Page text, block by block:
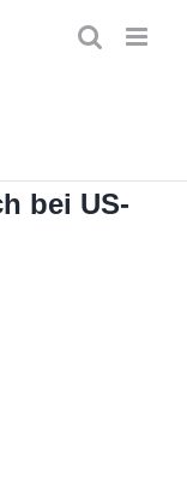
bei US-